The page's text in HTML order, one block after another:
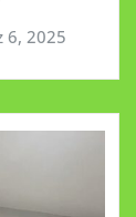
6, 2025